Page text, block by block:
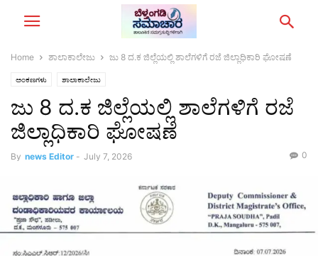
Home ಶಾಲಾಕಾಲೇಜು ಜು‌ 8 ದ‌.ಕ ಜಿಲ್ಲೆಯಲ್ಲಿ ಶಾಲೆಗಳಿಗೆ ರಜೆ‌ ಜಿಲ್ಲಾಧಿಕಾರಿ ಘೋಷಣೆ
ಅಂಕಣಗಳು ಶಾಲಾಕಾಲೇಜು
ಜು‌ 8 ದ‌.ಕ ಜಿಲ್ಲೆಯಲ್ಲಿ ಶಾಲೆಗಳಿಗೆ ರಜೆ‌
ಜಿಲ್ಲಾಧಿಕಾರಿ ಘೋಷಣೆ
By news Editor - July 7, 2026 0